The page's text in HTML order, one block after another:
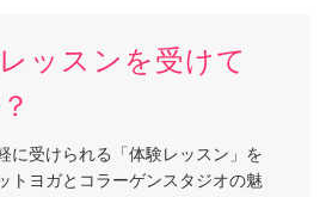
ッスンを受けて
に受けられる「体験レッスン」を
トヨガとコラーゲンスタジオの魅